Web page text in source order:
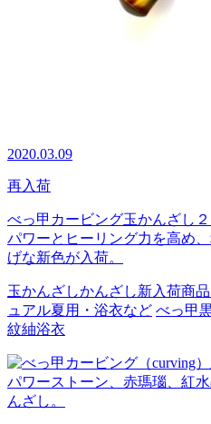
2020.03.09
再入荷
べっ甲カービング玉かんざし
パワーとヒーリング力を高め
げな新色が入荷。
玉かんざしかんざし新入荷商品
ュアル夏用・浴衣など べっ甲
紋紬浴衣